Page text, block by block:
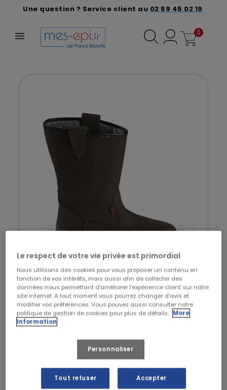
Une question ? Service client au 02 59 45 02 19
0
Le respect de votre vie privée est primordial
Nous utilisons des cookies pour vous proposer un contenu en
fonction de vos intérêts, mais aussi afin de collecter des
données nous permettant d’améliorer l’expérience client sur notre
site internet. A tout moment vous pourrez changer d’avis et
modifier vos préférences. Vous pouvez aussi consulter notre
politique de gestion de cookies pour plus de détails. More
Information
Personnaliser
Tout refuser Accepter